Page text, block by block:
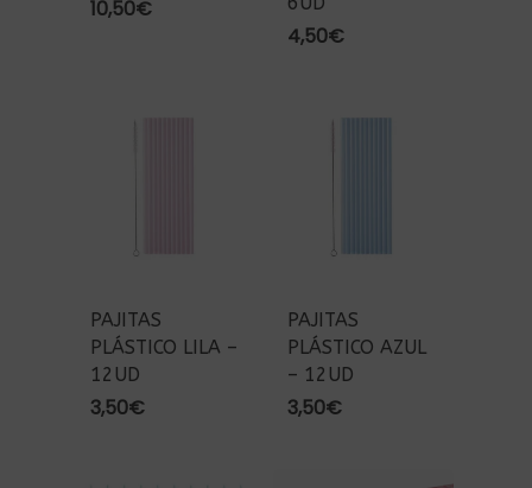
10,50€
4,50€
PAJITAS
PLÁSTICO LILA –
12UD
3,50€
PAJITAS
PLÁSTICO AZUL
– 12UD
3,50€